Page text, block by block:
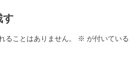
す
ることはありません。 ※ が付いている